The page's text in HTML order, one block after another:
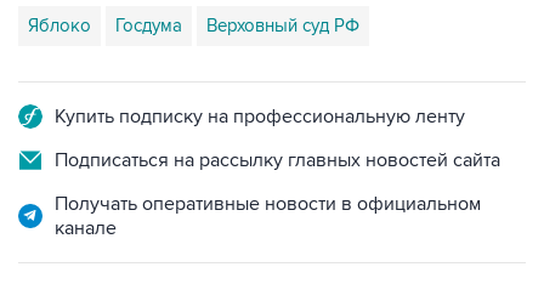
Яблоко Госдума Верховный суд РФ
Купить подписку на профессиональную ленту
Подписаться на рассылку главных новостей сайта
Получать оперативные новости в официальном
канале